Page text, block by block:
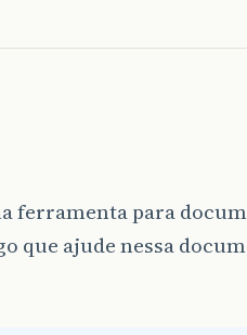
ferramenta para
que ajude nessa